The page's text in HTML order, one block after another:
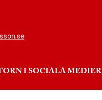
I SOCIALA MEDIER